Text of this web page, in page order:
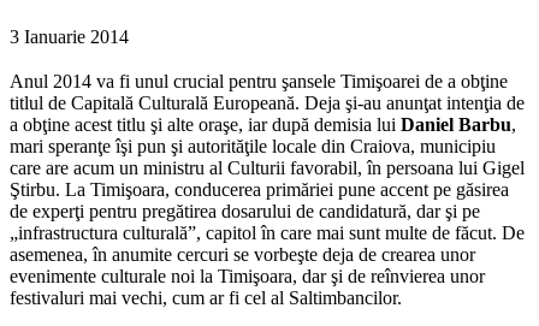
3 Ianuarie 2014
Anul 2014 va fi unul crucial pentru şansele Timişoarei de a obţine
titlul de Capitală Culturală Europeană. Deja şi-au anunţat intenţia de
a obţine acest titlu şi alte oraşe, iar după demisia lui Daniel Barbu,
mari speranţe îşi pun şi autorităţile locale din Craiova, municipiu
care are acum un ministru al Culturii favorabil, în persoana lui Gigel
Ştirbu. La Timişoara, conducerea primăriei pune accent pe găsirea
de experţi pentru pregătirea dosarului de candidatură, dar şi pe
„infrastructura culturală”, capitol în care mai sunt multe de făcut. De
asemenea, în anumite cercuri se vorbeşte deja de crearea unor
evenimente culturale noi la Timişoara, dar şi de reînvierea unor
festivaluri mai vechi, cum ar fi cel al Saltimbancilor.